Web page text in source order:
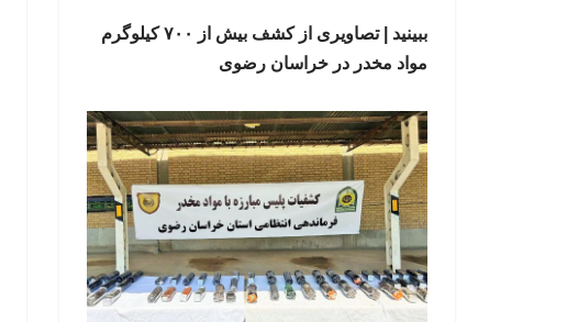
ببینید | تصاویری از کشف بیش از ۷۰۰ کیلوگرم
مواد مخدر در خراسان رضوی